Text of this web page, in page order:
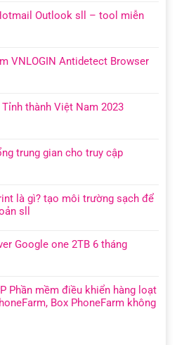
Outlook sll – tool miễn
VNLOGIN Antidetect Browser
thành Việt Nam 2023
trung gian cho truy cập
là gì? tạo môi trường sạch để
sll
Google one 2TB 6 tháng
Phần mềm điều khiển hàng loạt
Box PhoneFarm không